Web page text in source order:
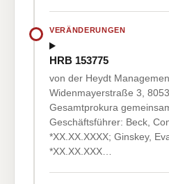
VERÄNDERUNGEN
HRB 153775
von der Heydt
Widenmayerstraße 3,
Gesamtprokura
Geschäftsführer: Beck,
*XX.XX.XXXX; Ginskey,
*XX.XX.XXX…